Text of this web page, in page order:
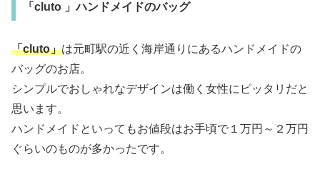
「cluto 」ハンドメイドのバッグ
「cluto」は元町駅の近く海岸通りにあるハンドメイドの
バッグのお店。
シンプルでおしゃれなデザインは働く女性にピッタリだと
思います。
ハンドメイドといってもお値段はお手頃で１万円～２万円
ぐらいのものが多かったです。